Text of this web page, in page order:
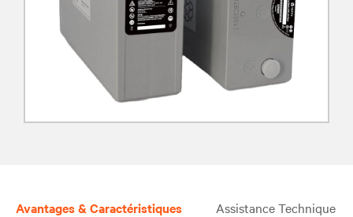
Avantages & Caractéristiques Assistance Technique